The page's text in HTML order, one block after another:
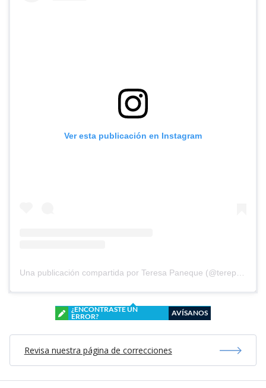
Ver esta publicación en Instagram
Una publicación compartida por Teresa Paneque (@terepaneque)
¿ENCONTRASTE UN
ERROR?
AVÍSANOS
Revisa nuestra página de correcciones